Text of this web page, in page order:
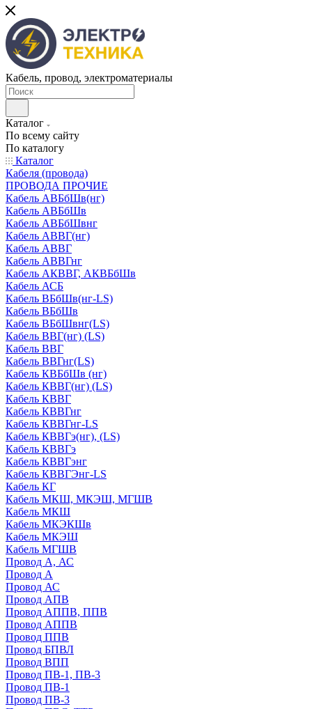
Кабель, провод, электроматериалы
Каталог
По всему сайту
По каталогу
Каталог
Кабеля (провода)
ПРОВОДА ПРОЧИЕ
Кабель АВБбШв(нг)
Кабель АВБбШв
Кабель АВБбШвнг
Кабель АВВГ(нг)
Кабель АВВГ
Кабель АВВГнг
Кабель АКВВГ, АКВБбШв
Кабель АСБ
Кабель ВБбШв(нг-LS)
Кабель ВБбШв
Кабель ВБбШвнг(LS)
Кабель ВВГ(нг) (LS)
Кабель ВВГ
Кабель ВВГнг(LS)
Кабель КВБбШв (нг)
Кабель КВВГ(нг) (LS)
Кабель КВВГ
Кабель КВВГнг
Кабель КВВГнг-LS
Кабель КВВГэ(нг), (LS)
Кабель КВВГэ
Кабель КВВГэнг
Кабель КВВГЭнг-LS
Кабель КГ
Кабель МКШ, МКЭШ, МГШВ
Кабель МКШ
Кабель МКЭКШв
Кабель МКЭШ
Кабель МГШВ
Провод А, АС
Провод А
Провод АС
Провод АПВ
Провод АППВ, ППВ
Провод АППВ
Провод ППВ
Провод БПВЛ
Провод ВПП
Провод ПВ-1, ПВ-3
Провод ПВ-1
Провод ПВ-3